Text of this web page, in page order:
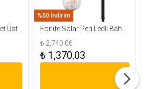
Üstü
%50 İndirim
Forlife Solar Peri Ledli Bahçe
Aydınlatma Armatürü FL-
3284
₺ 2,740.06
₺ 1,370.03